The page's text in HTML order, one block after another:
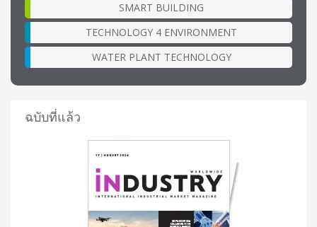
SMART BUILDING
TECHNOLOGY 4 ENVIRONMENT
WATER PLANT TECHNOLOGY
ฉบับที่แล้ว